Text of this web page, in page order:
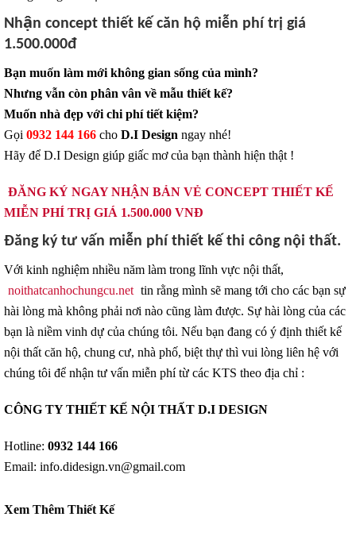
Nhận concept thiết kế căn hộ miễn phí trị giá
1.500.000đ
Bạn muốn làm mới không gian sống của mình?
Nhưng vẫn còn phân vân về mẫu thiết kế?
Muốn nhà đẹp với chi phí tiết kiệm?
Gọi 0932 144 166 cho D.I Design ngay nhé!
Hãy để D.I Design giúp giấc mơ của bạn thành hiện thật !
ĐĂNG KÝ NGAY NHẬN BẢN VẺ CONCEPT THIẾT KẾ
MIỄN PHÍ TRỊ GIÁ 1.500.000 VNĐ
Đăng ký tư vấn miễn phí thiết kế thi công nội thất.
Với kinh nghiệm nhiều năm làm trong lĩnh vực nội thất,
noithatcanhochungcu.net tin rằng mình sẽ mang tới cho các bạn sự
hài lòng mà không phải nơi nào cũng làm được. Sự hài lòng của các
bạn là niềm vinh dự của chúng tôi. Nếu bạn đang có ý định thiết kế
nội thất căn hộ, chung cư, nhà phố, biệt thự thì vui lòng liên hệ với
chúng tôi để nhận tư vấn miễn phí từ các KTS theo địa chỉ :
CÔNG TY THIẾT KẾ NỘI THẤT D.I DESIGN
Hotline: 0932 144 166
Email: info.didesign.vn@gmail.com
Xem Thêm Thiết Kế